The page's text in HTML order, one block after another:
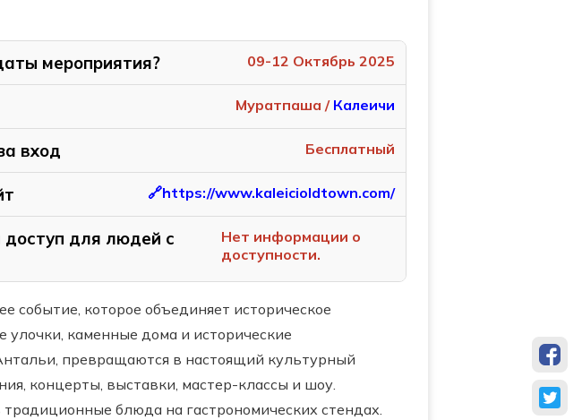
мероприятия? 09-12 Октябрь 2025
Муратпаша / Калеичи
вход Бесплатный
🔗https://www.kaleicioldtown.com/
доступ для людей с
Нет информации о
доступности.
которое объединяет историческое
улочки, каменные дома и исторические
превращаются в настоящий культурный
концерты, выставки, мастер-классы и шоу.
блюда на гастрономических стендах.